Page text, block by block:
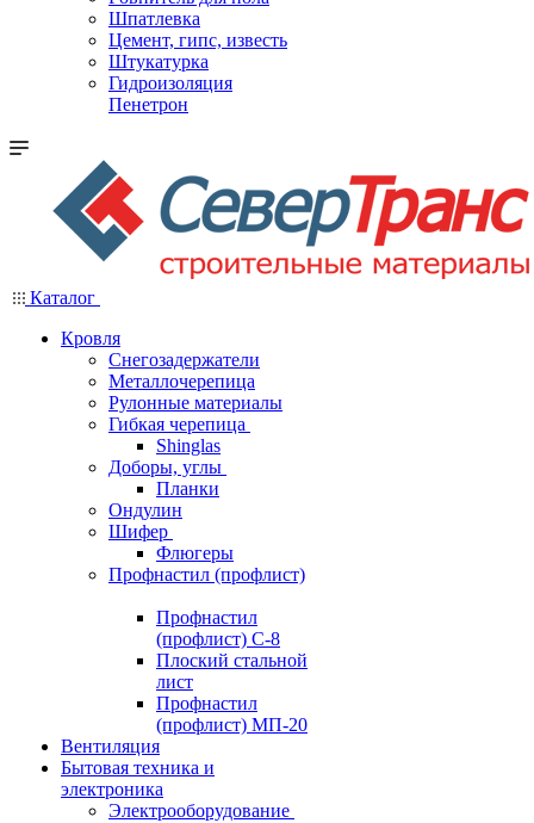
Шпатлевка
Цемент, гипс, известь
Штукатурка
Гидроизоляция
Пенетрон
Каталог
Кровля
Снегозадержатели
Металлочерепица
Рулонные материалы
Гибкая черепица
Shinglas
Доборы, углы
Планки
Ондулин
Шифер
Флюгеры
Профнастил (профлист)
Профнастил
(профлист) С-8
Плоский стальной
лист
Профнастил
(профлист) МП-20
Вентиляция
Бытовая техника и
электроника
Электрооборудование